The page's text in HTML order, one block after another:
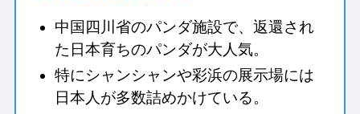
中国四川省のパンダ施設で、返還され
た日本育ちのパンダが大人気。
特にシャンシャンや彩浜の展示場には
日本人が多数詰めかけている。